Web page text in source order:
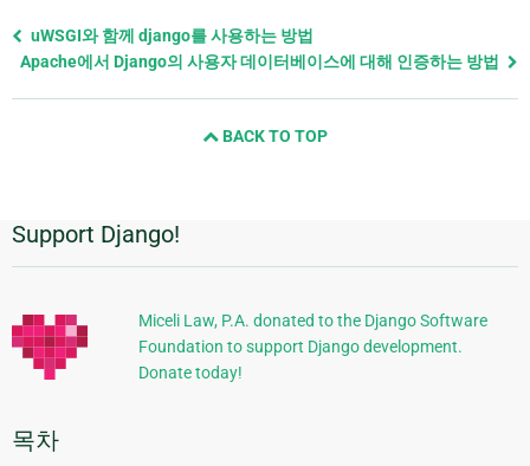
Previous
page
uWSGI와 함께 django를 사용하는 방법
Apache에서 Django의 사용자 데이터베이스에 대해 인증하는 방법
BACK TO TOP
추
가
정
보
Support Django!
Miceli Law, P.A. donated to the Django Software
Foundation to support Django development.
Donate today!
목차